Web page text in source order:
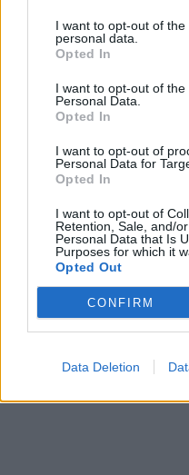
I want to opt-out of
personal data.
Opted In
I want to opt-out of the
Personal Data.
Opted In
I want to opt-out of
Personal Data for
Opted In
I want to opt-out of
Retention, Sale, and/
Personal Data that Is
Purposes for which it
Opted Out
CONFIRM
Data Deletion